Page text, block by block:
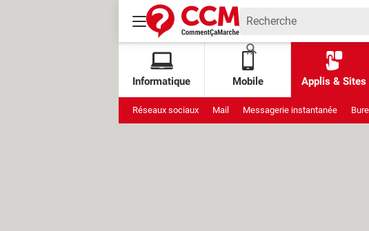
Informatique Mobile Applis & Sites
Réseaux sociaux Mail Messagerie instantanée